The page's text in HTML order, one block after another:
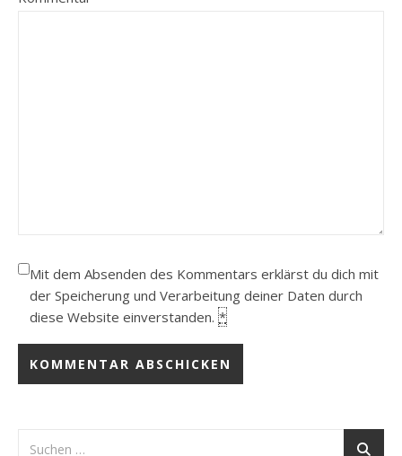
Mit dem Absenden des Kommentars erklärst du dich mit
der Speicherung und Verarbeitung deiner Daten durch
diese Website einverstanden. *